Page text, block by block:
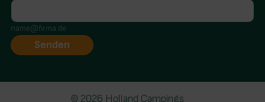
name@firma.de
© 2026 Holland Campings